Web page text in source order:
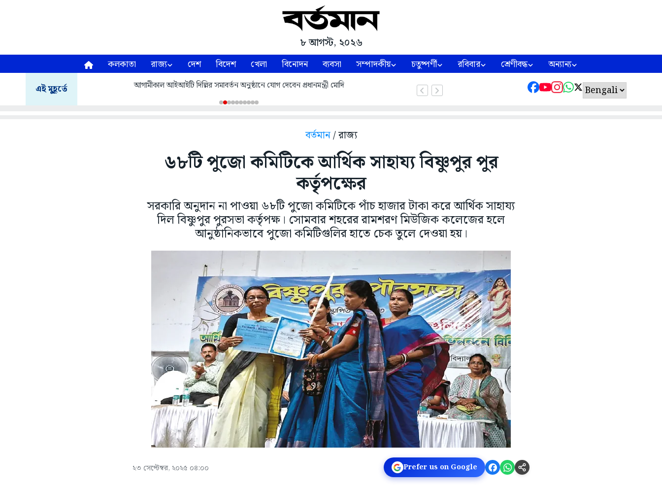
৮ আগস্ট, ২০২৬
কলকাতা রাজ্য দেশ বিদেশ খেলা বিনোদন ব্যবসা সম্পাদকীয় চতুষ্পর্ণী রবিবার শ্রেণীবদ্ধ অন্যান্য
এই মুহূর্তে আগামীকাল আইআইটি দিল্লির সমাবর্তন অনুষ্ঠানে যোগ দেবেন প্রধানমন্ত্রী মোদি
বর্তমান/ রাজ্য
৬৮টি পুজো কমিটিকে আর্থিক সাহায্য বিষ্ণুপুর পুর
কর্তৃপক্ষের
সরকারি অনুদান না পাওয়া ৬৮টি পুজো কমিটিকে পাঁচ হাজার টাকা করে আর্থিক সাহায্য
দিল বিষ্ণুপুর পুরসভা কর্তৃপক্ষ। সোমবার শহরের রামশরণ মিউজিক কলেজের হলে
আনুষ্ঠানিকভাবে পুজো কমিটিগুলির হাতে চেক তুলে দেওয়া হয়।
২৩ সেপ্টেম্বর, ২০২৫ ০৪:০০ Prefer us on Google